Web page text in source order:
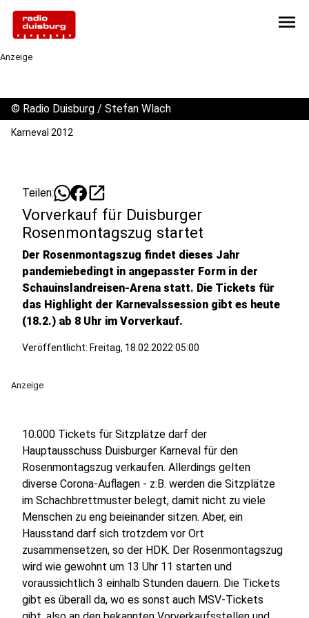
menu
Anzeige
© Radio Duisburg / Stefan Wlach
Karneval 2012
Teilen: open_in_new
Vorverkauf für Duisburger
Rosenmontagszug startet
Der Rosenmontagszug findet dieses Jahr
pandemiebedingt in angepasster Form in der
Schauinslandreisen-Arena statt. Die Tickets für
das Highlight der Karnevalssession gibt es heute
(18.2.) ab 8 Uhr im Vorverkauf.
Veröffentlicht: Freitag, 18.02.2022 05:00
Anzeige
10.000 Tickets für Sitzplätze darf der
Hauptausschuss Duisburger Karneval für den
Rosenmontagszug verkaufen. Allerdings gelten
diverse Corona-Auflagen - z:B. werden die Sitzplätze
im Schachbrettmuster belegt, damit nicht zu viele
Menschen zu eng beieinander sitzen. Aber, ein
Hausstand darf sich trotzdem vor Ort
zusammensetzen, so der HDK. Der Rosenmontagszug
wird wie gewohnt um 13 Uhr 11 starten und
voraussichtlich 3 einhalb Stunden dauern. Die Tickets
gibt es überall da, wo es sonst auch MSV-Tickets